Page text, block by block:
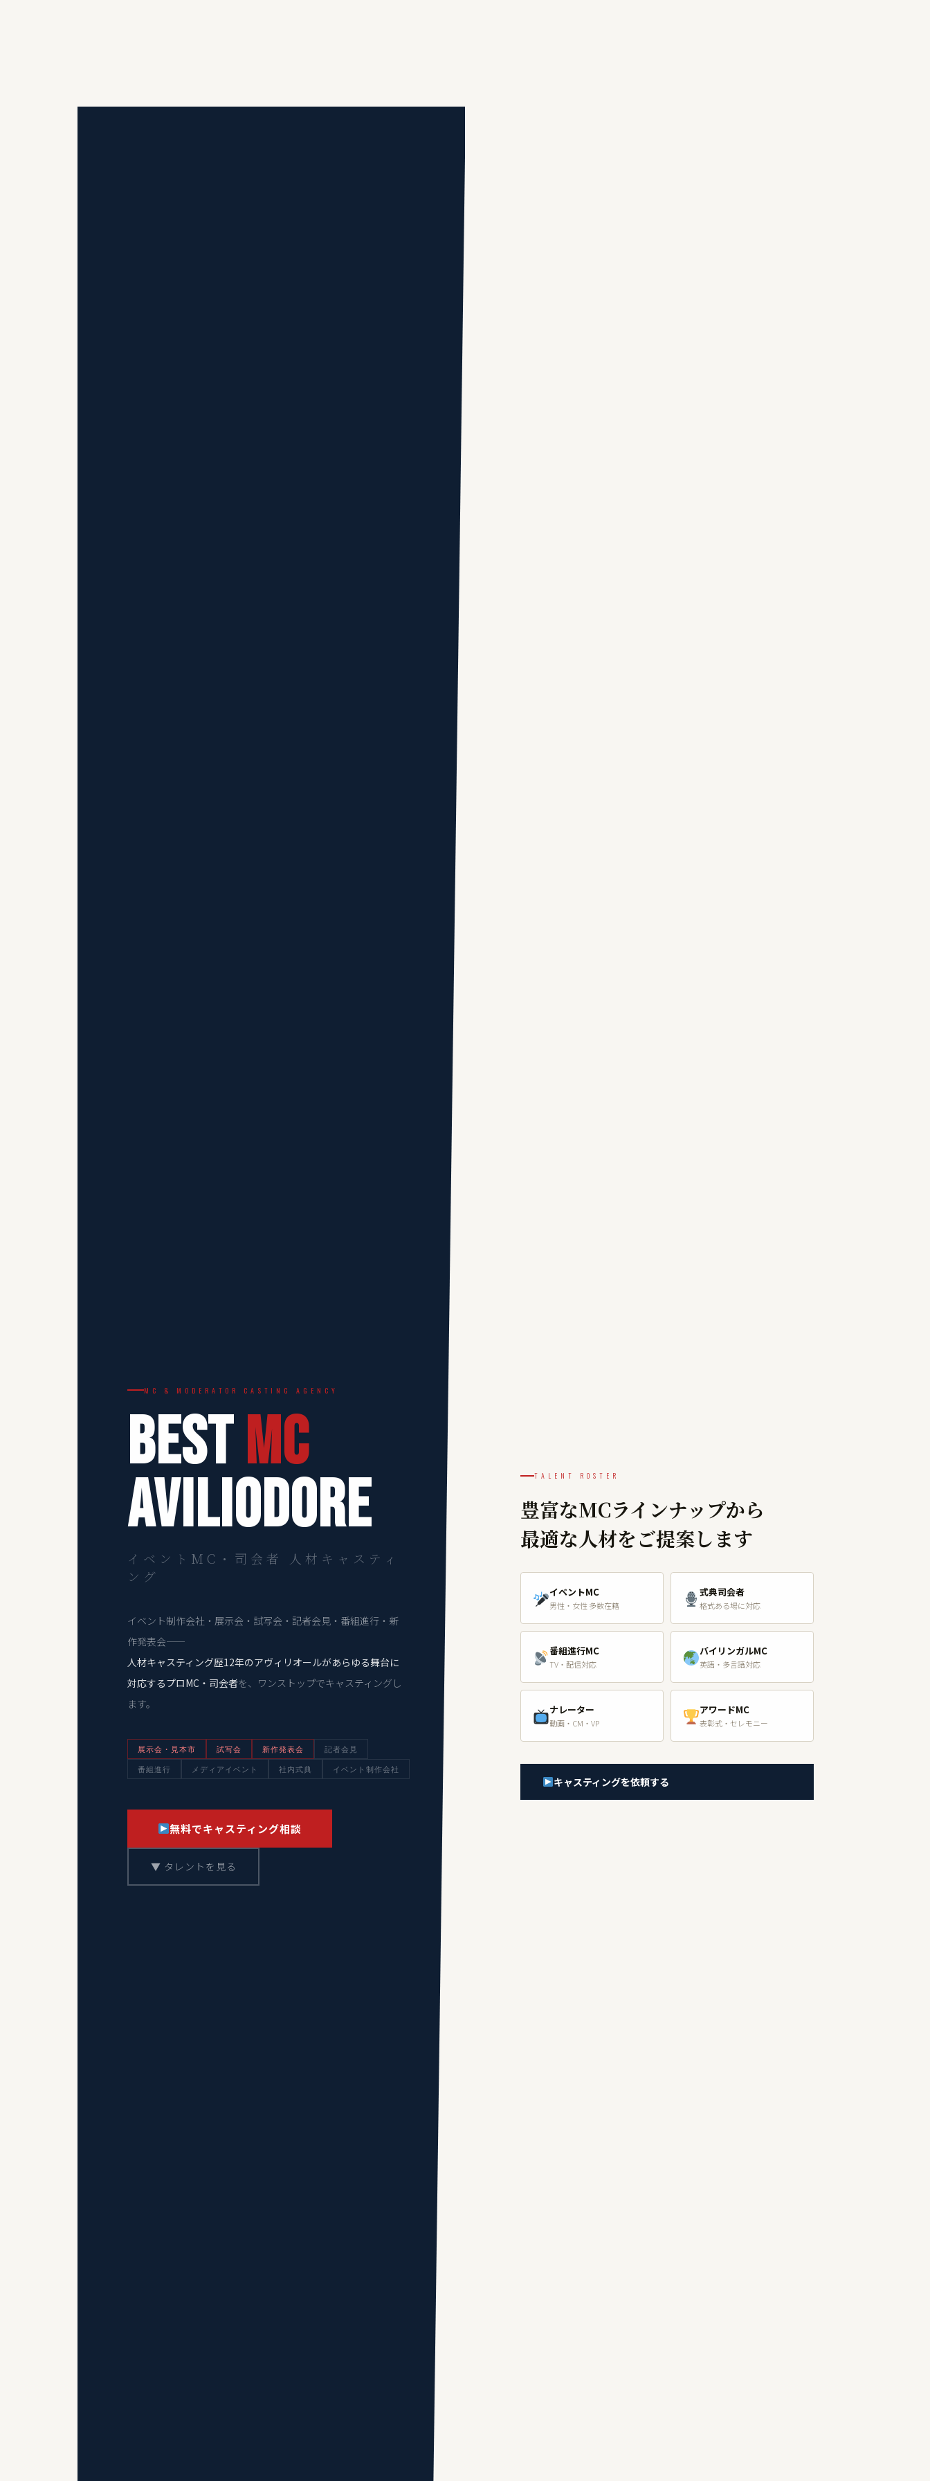
MC & MODERATOR CASTING AGENCY
BESTMC
aviliodore
イベントMC・司会者 人材キャスティ
ング
イベント制作会社・展示会・試写会・記者会見・番組進行・新
作発表会――
人材キャスティング歴12年のアヴィリオールがあらゆる舞台に
対応するプロMC・司会者を、ワンストップでキャスティングし
ます。
展示会・見本市 試写会 新作発表会
記者会見
番組進行
メディアイベント 社内式典 イベント制作会社
無料でキャスティング相談
▼ タレントを見る
TALENT ROSTER
豊富なMCラインナップから
最適な人材をご提案します
イベントMC
男性・女性 多数在籍
式典司会者
格式ある場に対応
番組進行MC
TV・配信対応
バイリンガルMC
英語・多言語対応
ナレーター
動画・CM・VP
アワードMC
表彰式・セレモニー
キャスティングを依頼する